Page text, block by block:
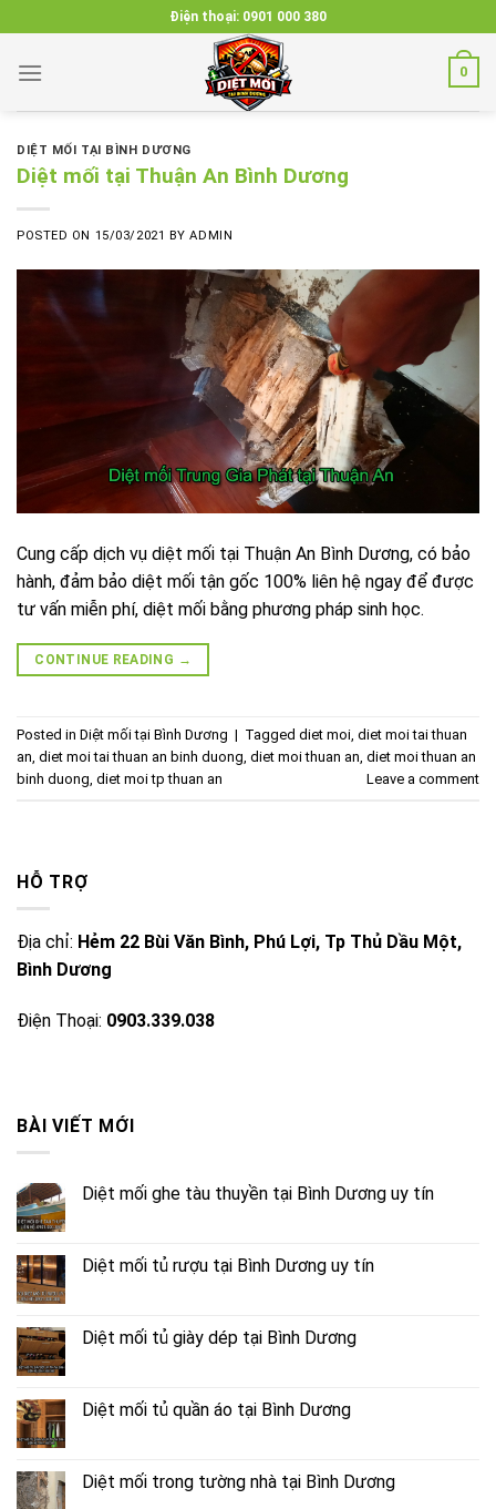
to
content
Điện thoại: 0901 000 380
0
DIỆT MỐI TẠI BÌNH DƯƠNG
Diệt mối tại Thuận An Bình Dương
POSTED ON 15/03/2021 BYADMIN
Cung cấp dịch vụ diệt mối tại Thuận An Bình Dương, có bảo
hành, đảm bảo diệt mối tận gốc 100% liên hệ ngay để được
tư vấn miễn phí, diệt mối bằng phương pháp sinh học.
CONTINUE READING →
Posted in Diệt mối tại Bình Dương | Tagged diet moi diet moi tai thuan
an diet moi tai thuan an binh duong diet moi thuan an diet moi thuan an
binh duong diet moi tp thuan an Leave a comment
HỖ TRỢ
Địa chỉ: Hẻm 22 Bùi Văn Bình, Phú Lợi, Tp Thủ Dầu Một,
Bình Dương
Điện Thoại: 0903.339.038
BÀI VIẾT MỚI
Diệt mối ghe tàu thuyền tại Bình Dương uy tín
Diệt mối tủ rượu tại Bình Dương uy tín
Diệt mối tủ giày dép tại Bình Dương
Diệt mối tủ quần áo tại Bình Dương
Diệt mối trong tường nhà tại Bình Dương